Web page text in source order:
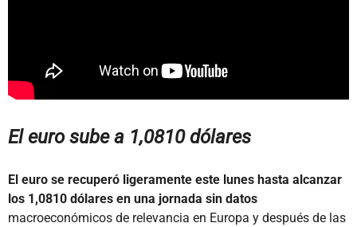
El euro sube a 1,0810 dólares
El euro se recuperó ligeramente este lunes hasta alcanzar
los 1,0810 dólares en una jornada sin datos
macroeconómicos de relevancia en Europa y después de las